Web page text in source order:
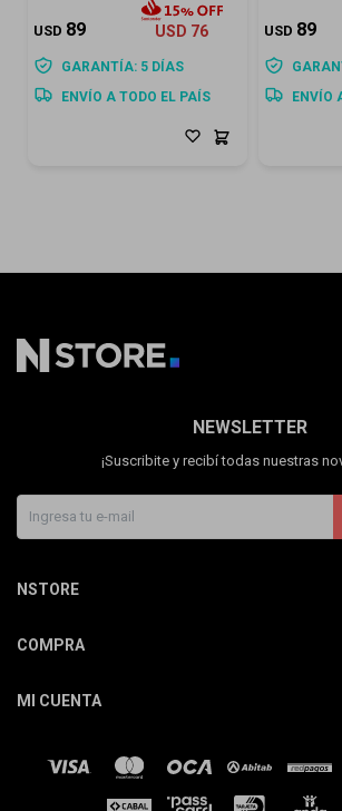
USD 89 USD 76
GARANTÍA: 5 DÍAS
ENVÍO A TODO EL PAÍS
USD 89
ENVÍO
NEWSLETTER
¡Suscribite y recibí todas nuestras
NSTORE
COMPRA
MI CUENTA